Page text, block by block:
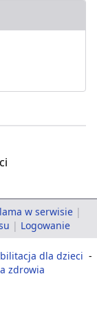
w serwisie |
| Logowanie
dla dzieci -
zdrowia